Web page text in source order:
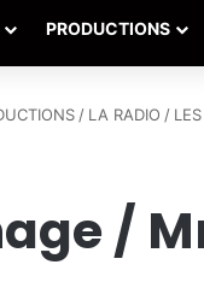
PRODUCTIONS
/ LA RADIO /
/